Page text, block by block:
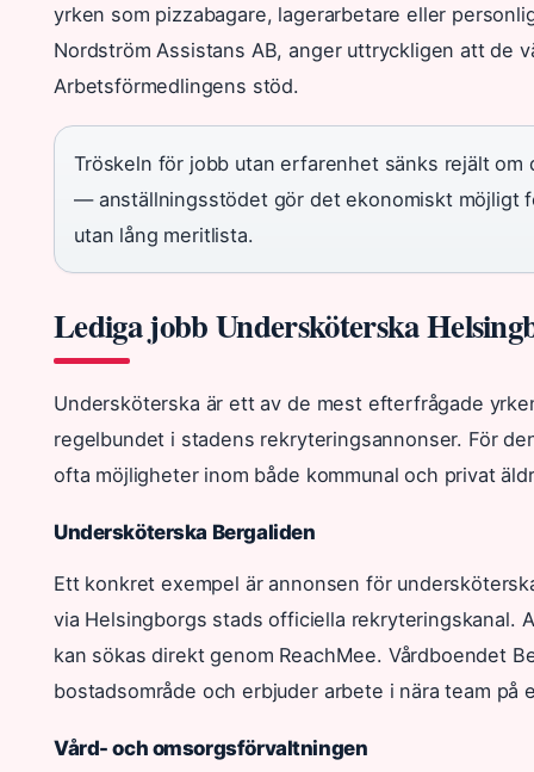
yrken som pizzabagare, lagerarbetare eller
Nordström Assistans AB, anger uttryckligen att de
Arbetsförmedlingens stöd.
Tröskeln för jobb utan erfarenhet sänks rejält
— anställningsstödet gör det ekonomiskt möjligt
utan lång meritlista.
Lediga jobb Undersköterska
Undersköterska är ett av de mest efterfrågade
regelbundet i stadens rekryteringsannonser. För
ofta möjligheter inom både kommunal och privat
Undersköterska Bergaliden
Ett konkret exempel är annonsen för
via Helsingborgs stads officiella rekryteringskanal.
kan sökas direkt genom ReachMee. Vårdboendet
bostadsområde och erbjuder arbete i nära team på
Vård- och omsorgsförvaltningen